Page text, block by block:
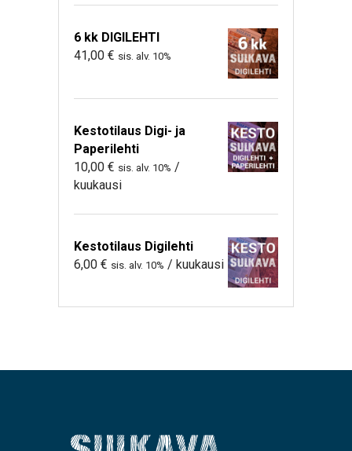
6 kk DIGILEHTI
41,00 € sis. alv. 10%
Kestotilaus Digi- ja
Paperilehti
10,00 € sis. alv. 10% /
kuukausi
Kestotilaus Digilehti
6,00 € sis. alv. 10% / kuukausi